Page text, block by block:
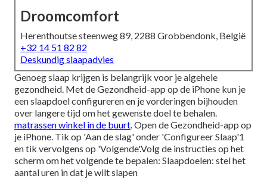
Droomcomfort
Herenthoutse steenweg 89, 2288 Grobbendonk, België
+32 14 51 82 82
Deskundig slaapadvies
Genoeg slaap krijgen is belangrijk voor je algehele
gezondheid. Met de Gezondheid-app op de iPhone kun je
een slaapdoel configureren en je vorderingen bijhouden
over langere tijd om het gewenste doel te behalen.
matrassen winkel in de buurt. Open de Gezondheid-app op
je iPhone. Tik op 'Aan de slag' onder 'Configureer Slaap'1
en tik vervolgens op 'Volgende'.Volg de instructies op het
scherm om het volgende te bepalen: Slaapdoelen: stel het
aantal uren in dat je wilt slapen